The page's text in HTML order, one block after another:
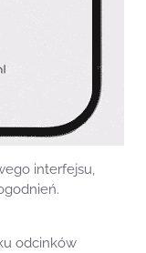
interfejsu,
odcinków